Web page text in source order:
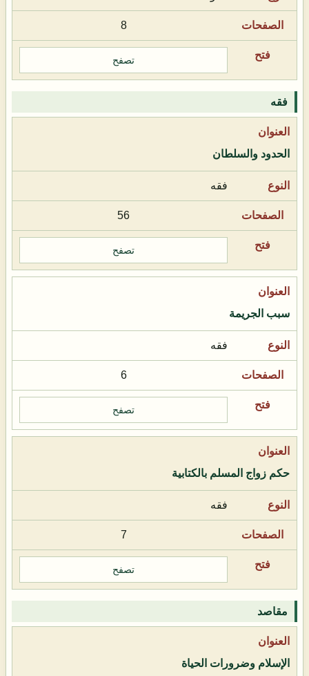
8
تصفح
فقه
الحدود والسلطان
فقه
56
تصفح
سبب الجريمة
فقه
6
تصفح
حكم زواج المسلم بالكتابية
فقه
7
تصفح
مقاصد
الإسلام وضرورات الحياة